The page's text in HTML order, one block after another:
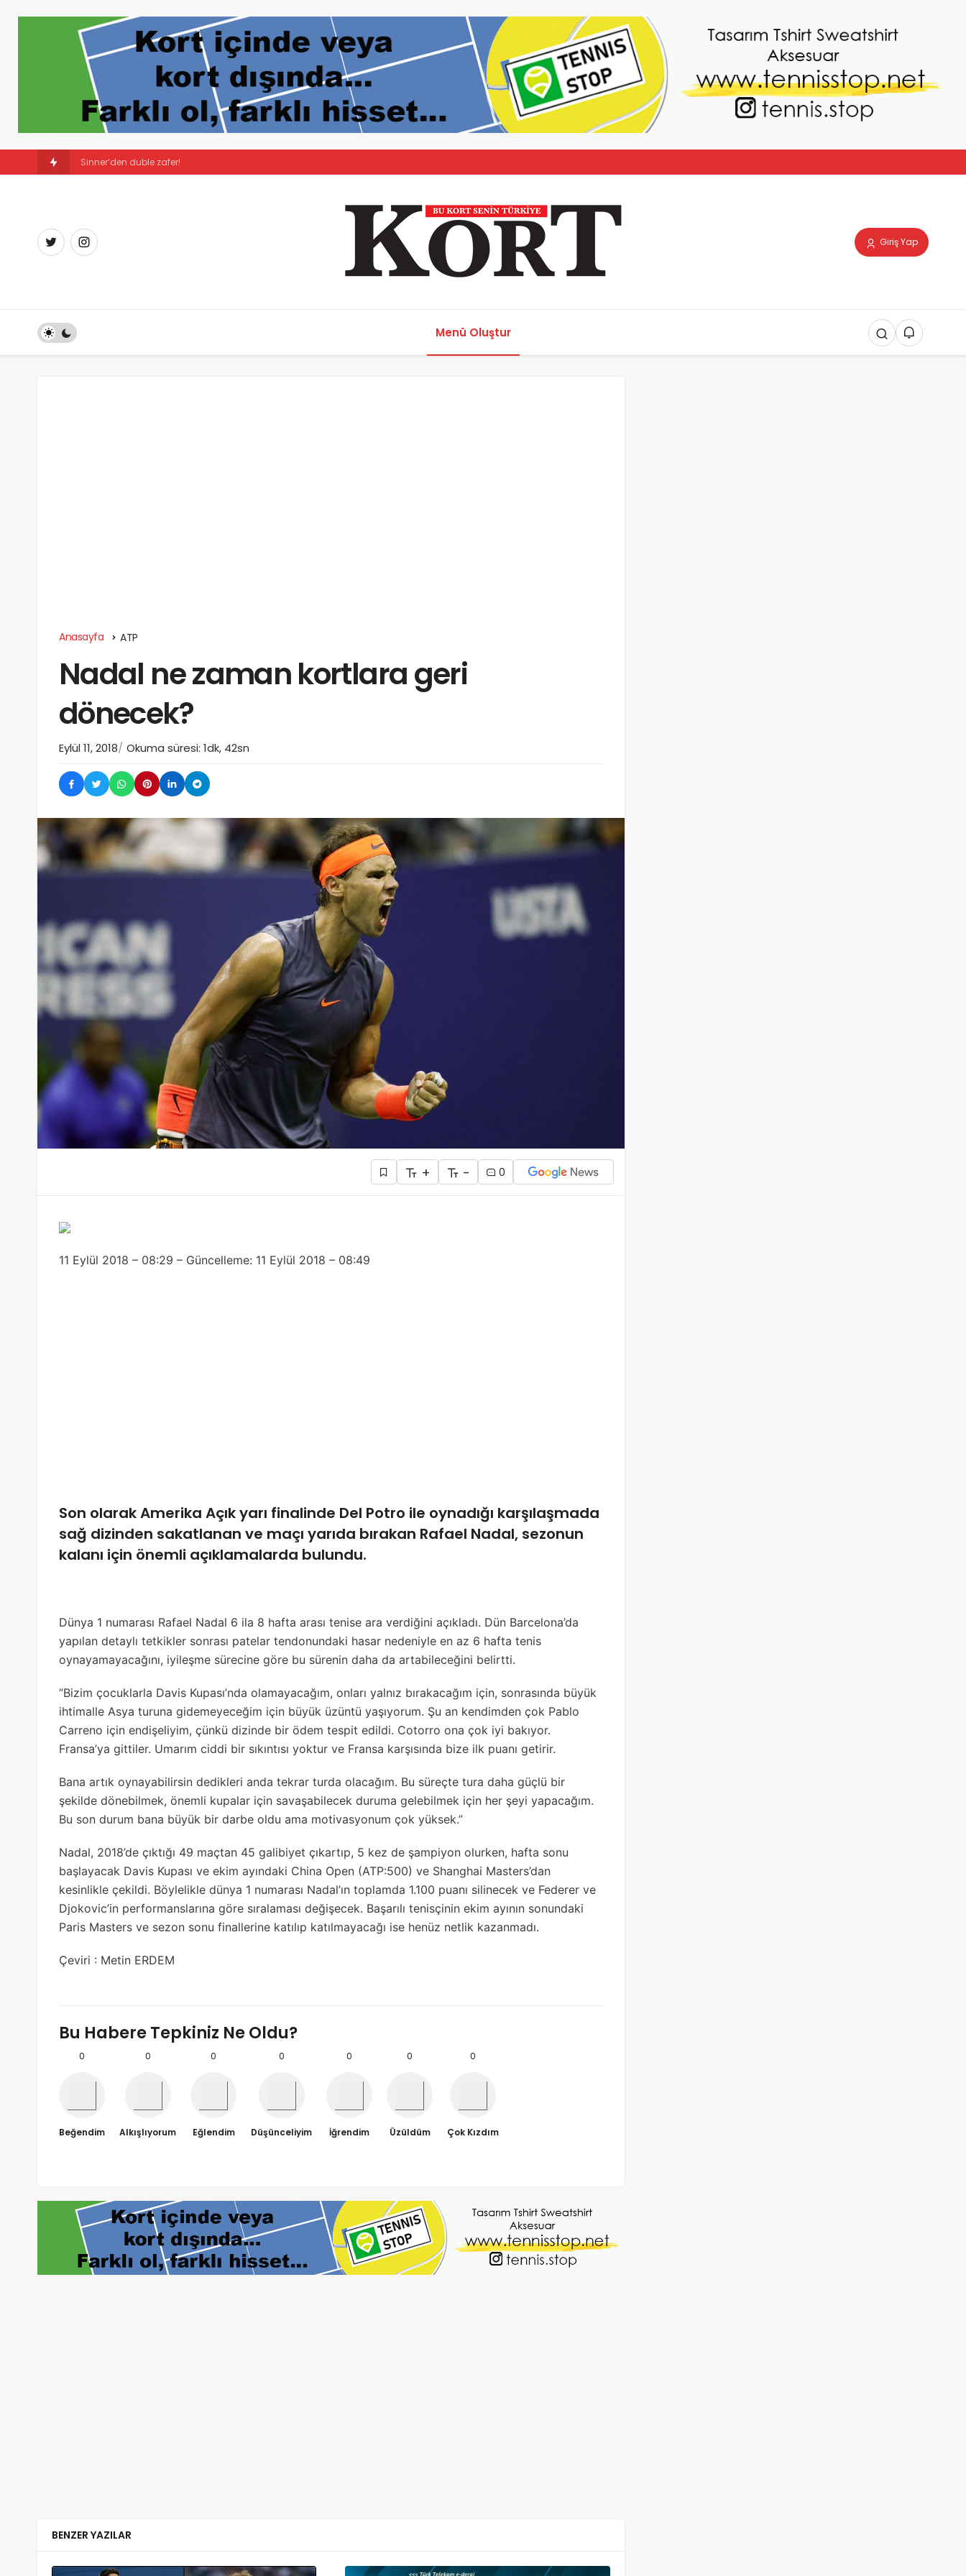
Sürpriz şampiyon: Linda Noskova
Giriş Yap
Menü Oluştur
Anasayfa ATP
Nadal ne zaman kortlara geri
dönecek?
Eylül 11, 2018 Okuma süresi: 1dk, 42sn
+ - 0
11 Eylül 2018 – 08:29 – Güncelleme: 11 Eylül 2018 – 08:49
Son olarak Amerika Açık yarı finalinde Del Potro ile oynadığı karşılaşmada
sağ dizinden sakatlanan ve maçı yarıda bırakan Rafael Nadal, sezonun
kalanı için önemli açıklamalarda bulundu.
Dünya 1 numarası Rafael Nadal 6 ila 8 hafta arası tenise ara verdiğini açıkladı. Dün Barcelona’da
yapılan detaylı tetkikler sonrası patelar tendonundaki hasar nedeniyle en az 6 hafta tenis
oynayamayacağını, iyileşme sürecine göre bu sürenin daha da artabileceğini belirtti.
”Bizim çocuklarla Davis Kupası’nda olamayacağım, onları yalnız bırakacağım için, sonrasında büyük
ihtimalle Asya turuna gidemeyeceğim için büyük üzüntü yaşıyorum. Şu an kendimden çok Pablo
Carreno için endişeliyim, çünkü dizinde bir ödem tespit edildi. Cotorro ona çok iyi bakıyor.
Fransa’ya gittiler. Umarım ciddi bir sıkıntısı yoktur ve Fransa karşısında bize ilk puanı getirir.
Bana artık oynayabilirsin dedikleri anda tekrar turda olacağım. Bu süreçte tura daha güçlü bir
şekilde dönebilmek, önemli kupalar için savaşabilecek duruma gelebilmek için her şeyi yapacağım.
Bu son durum bana büyük bir darbe oldu ama motivasyonum çok yüksek.”
Nadal, 2018’de çıktığı 49 maçtan 45 galibiyet çıkartıp, 5 kez de şampiyon olurken, hafta sonu
başlayacak Davis Kupası ve ekim ayındaki China Open (ATP:500) ve Shanghai Masters’dan
kesinlikle çekildi. Böylelikle dünya 1 numarası Nadal’ın toplamda 1.100 puanı silinecek ve Federer ve
Djokovic’in performanslarına göre sıralaması değişecek. Başarılı tenisçinin ekim ayının sonundaki
Paris Masters ve sezon sonu finallerine katılıp katılmayacağı ise henüz netlik kazanmadı.
Çeviri : Metin ERDEM
Bu Habere Tepkiniz Ne Oldu?
0
Beğendim
0
Alkışlıyorum
0
Eğlendim
0
Düşünceliyim
0
İğrendim
0
Üzüldüm
0
Çok Kızdım
BENZER YAZILAR